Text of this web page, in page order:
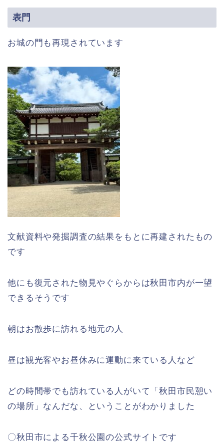
表門
お城の門も再現されています
文献資料や発掘調査の結果をもとに再建されたもの
です
他にも復元された物見やぐらからは秋田市内が一望
できるそうです
朝はお散歩に訪れる地元の人
昼は観光客やお昼休みに運動に来ている人など
どの時間帯でも訪れている人がいて「秋田市民憩い
の場所」なんだな、ということがわかりました
〇秋田市による千秋公園の公式サイトです